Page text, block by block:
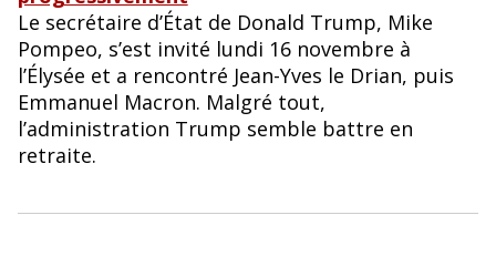
Le secrétaire d’État de Donald Trump, Mike
Pompeo, s’est invité lundi 16 novembre à
l’Élysée et a rencontré Jean-Yves le Drian, puis
Emmanuel Macron. Malgré tout,
l’administration Trump semble battre en
retraite.